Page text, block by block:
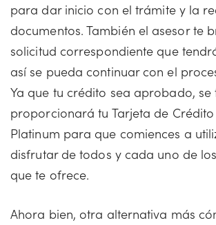
para dar inicio con el trámite y la
documentos. También el asesor te
solicitud correspondiente que
así se pueda continuar con el
Ya que tu crédito sea aprobado, se
proporcionará tu Tarjeta de Crédito
Platinum para que comiences a
disfrutar de todos y cada uno de
que te ofrece.
Ahora bien, otra alternativa más